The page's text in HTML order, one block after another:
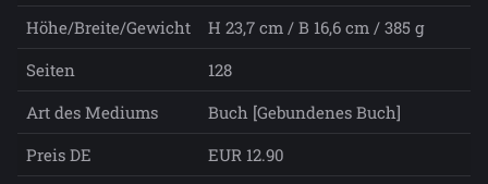
Höhe/Breite/Gewicht
H 23,7 cm / B 16,6 cm / 385 g
Seiten
128
Art des Mediums
Buch [Gebundenes Buch]
Preis DE
EUR 12.90